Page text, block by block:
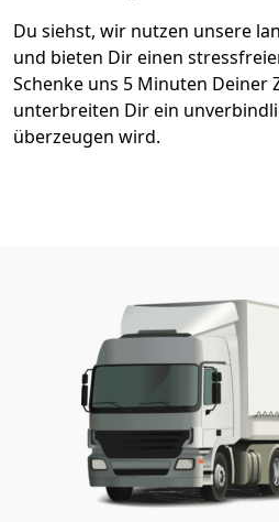
Du siehst, wir nutzen unsere
und bieten Dir einen
Schenke uns 5 Minuten Deiner
unterbreiten Dir ein
überzeugen wird.